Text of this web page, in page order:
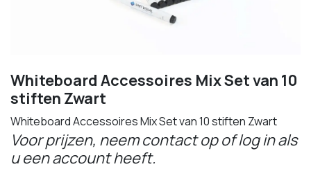
Whiteboard Accessoires Mix Set van 10
stiften Zwart
Whiteboard Accessoires Mix Set van 10 stiften Zwart
Voor prijzen, neem contact op of log in als
u een account heeft.